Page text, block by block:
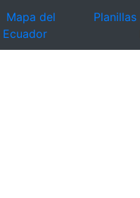
Mapa del
Ecuador
Planillas